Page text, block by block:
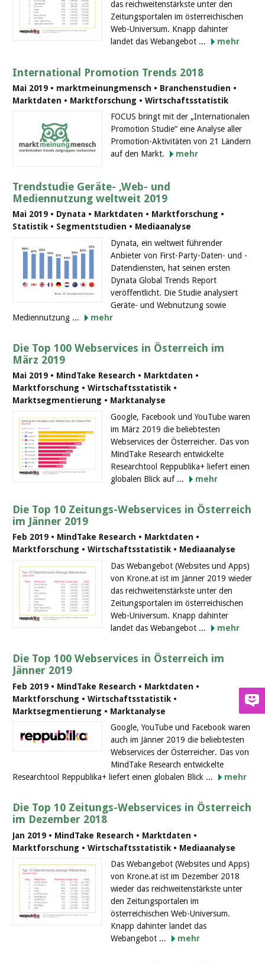
das reichweitenstärkste unter den
Zeitungsportalen im österreichischen
Web-Universum. Knapp dahinter
landet das Webangebot ...
mehr
International Promotion Trends 2018
Mai 2019 • marktmeinungmensch • Branchenstudien •
Marktdaten • Marktforschung • Wirtschaftsstatistik
FOCUS bringt mit der „Internationalen
Promotion Studie“ eine Analyse aller
Promotion-Aktivitäten von 21 Ländern
auf den Markt.
mehr
Trendstudie Geräte- ,Web- und
Mediennutzung weltweit 2019
Mai 2019 • Dynata • Marktdaten • Marktforschung •
Statistik • Segmentstudien • Mediaanalyse
Dynata, ein weltweit führender
Anbieter von First-Party-Daten- und -
Datendiensten, hat seinen ersten
Dynata Global Trends Report
veröffentlicht. Die Studie analysiert
Geräte- und Webnutzung sowie
Mediennutzung ...
mehr
Die Top 100 Webservices in Österreich im
März 2019
Mai 2019 • MindTake Research • Marktdaten •
Marktforschung • Wirtschaftsstatistik •
Marktsegmentierung • Marktanalyse
Google, Facebook und YouTube waren
im März 2019 die beliebtesten
Webservices der Österreicher. Das von
MindTake Research entwickelte
Researchtool Reppublika+ liefert einen
globalen Blick auf ...
mehr
Die Top 10 Zeitungs-Webservices in Österreich
im Jänner 2019
Feb 2019 • MindTake Research • Marktdaten •
Marktforschung • Wirtschaftsstatistik • Mediaanalyse
Das Webangebot (Websites und Apps)
von Krone.at ist im Jänner 2019 wieder
das reichweitenstärkste unter den
Zeitungsportalen im österreichischen
Web-Universum. Knapp dahinter
landet das Webangebot ...
mehr
Die Top 100 Webservices in Österreich im
Jänner 2019
Feb 2019 • MindTake Research • Marktdaten •
Marktforschung • Wirtschaftsstatistik •
Marktsegmentierung • Marktanalyse
Google, YouTube und Facebook waren
auch im Jänner 2019 die beliebtesten
Webservices der Österreicher. Das von
MindTake Research entwickelte
Researchtool Reppublika+ liefert einen globalen Blick ...
mehr
Die Top 10 Zeitungs-Webservices in Österreich
im Dezember 2018
Jan 2019 • MindTake Research • Marktdaten •
Marktforschung • Wirtschaftsstatistik • Mediaanalyse
Das Webangebot (Websites und Apps)
von Krone.at ist im Dezember 2018
wieder das reichweitenstärkste unter
den Zeitungsportalen im
österreichischen Web-Universum.
Knapp dahinter landet das
Webangebot ...
mehr